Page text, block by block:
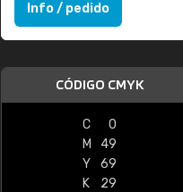
Info / pedido
CÓDIGO CMYK
C
0
M
49
Y
69
K
29